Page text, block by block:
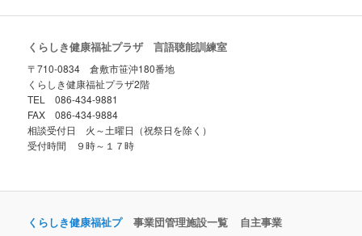
くらしき健康福祉プラザ 言語聴能訓練室
〒710-0834 倉敷市笹沖180番地
くらしき健康福祉プラザ2階
TEL 086-434-9881
FAX 086-434-9884
相談受付日 火～土曜日（祝祭日を除く）
受付時間 ９時～１７時
くらしき健康福祉プ
事業団管理施設一覧
自主事業